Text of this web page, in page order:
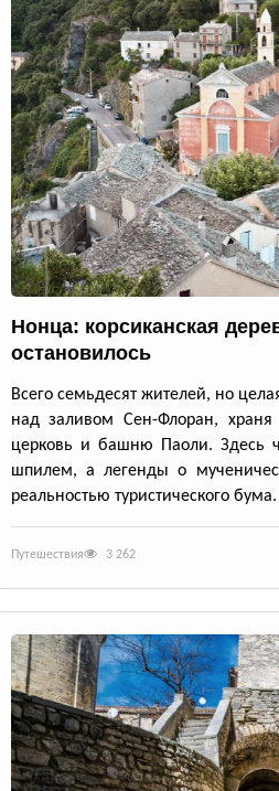
Нонца: корсиканская
остановилось
Всего семьдесят жителей, но
над заливом Сен-Флоран, храня
церковь и башню Паоли. Здесь
шпилем, а легенды о
реальностью туристического бума.
Путешествия 3 262